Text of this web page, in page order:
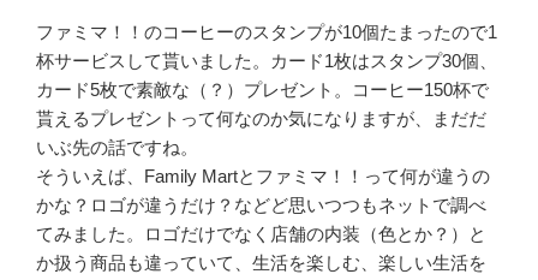
ファミマ！！のコーヒーのスタンプが10個たまったので1
杯サービスして貰いました。カード1枚はスタンプ30個、
カード5枚で素敵な（？）プレゼント。コーヒー150杯で
貰えるプレゼントって何なのか気になりますが、まだだ
いぶ先の話ですね。
そういえば、Family Martとファミマ！！って何が違うの
かな？ロゴが違うだけ？などど思いつつもネットで調べ
てみました。ロゴだけでなく店舗の内装（色とか？）と
か扱う商品も違っていて、生活を楽しむ、楽しい生活を